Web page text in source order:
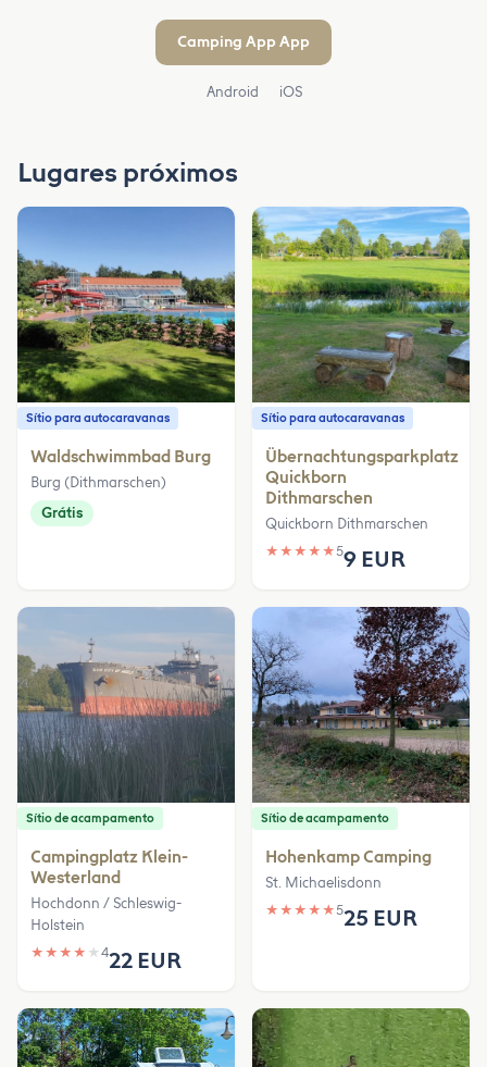
Camping App App
Android iOS
Lugares próximos
Sítio para autocaravanas
Waldschwimmbad Burg
Burg (Dithmarschen)
Grátis
Sítio para autocaravanas
Übernachtungsparkplatz
Quickborn
Dithmarschen
Quickborn Dithmarschen
★ ★ ★ ★ ★59 EUR
Sítio de acampamento
Campingplatz Klein-
Westerland
Hochdonn / Schleswig-
Holstein
★ ★ ★ ★ ★ 422 EUR
Sítio de acampamento
Hohenkamp Camping
St. Michaelisdonn
★ ★ ★ ★ ★525 EUR